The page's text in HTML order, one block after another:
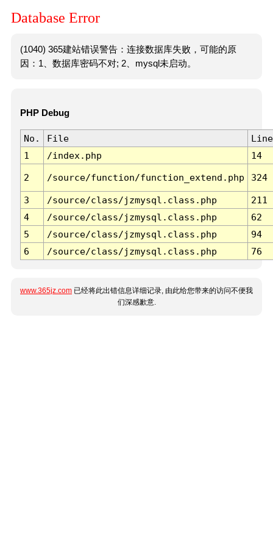
Database Error
(1040) 365建站错误警告：连接数据库失败，可能的原
因：1、数据库密码不对; 2、mysql未启动。
PHP Debug
No. File
Line
1
/index.php 14
2 /source/function/function_extend.php 324
3 /source/class/jzmysql.class.php
211
4
/source/class/jzmysql.class.php
62
5
/source/class/jzmysql.class.php
94
6
/source/class/jzmysql.class.php 76
www.365jz.com 已经将此出错信息详细记录, 由此给您带来的访问不便我
们深感歉意.